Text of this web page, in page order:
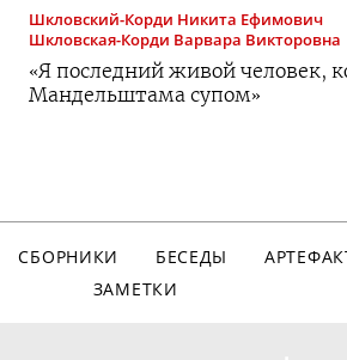
Шкловский-Корди Никита Ефимович
Шкловская-Корди Варвара Викторовна
«Я последний живой человек,
Мандельштама супом»
СБОРНИКИ БЕСЕДЫ
ЗАМЕТКИ